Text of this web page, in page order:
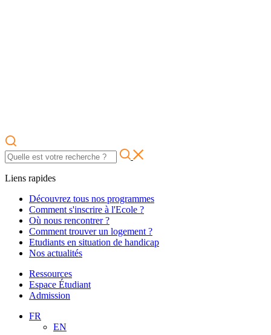
Liens rapides
Découvrez tous nos programmes
Comment s'inscrire à l'Ecole ?
Où nous rencontrer ?
Comment trouver un logement ?
Etudiants en situation de handicap
Nos actualités
Ressources
Espace Étudiant
Admission
FR
EN